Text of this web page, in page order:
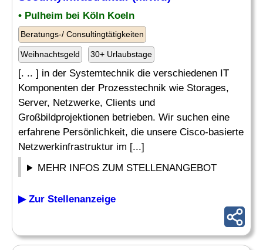
• Pulheim bei Köln Koeln
Beratungs-/ Consultingtätigkeiten
Weihnachtsgeld 30+ Urlaubstage
[. .. ] in der Systemtechnik die verschiedenen IT
Komponenten der Prozesstechnik wie Storages,
Server, Netzwerke, Clients und
Großbildprojektionen betrieben. Wir suchen eine
erfahrene Persönlichkeit, die unsere Cisco-basierte
Netzwerkinfrastruktur im [...]
MEHR INFOS ZUM STELLENANGEBOT
▶ Zur Stellenanzeige